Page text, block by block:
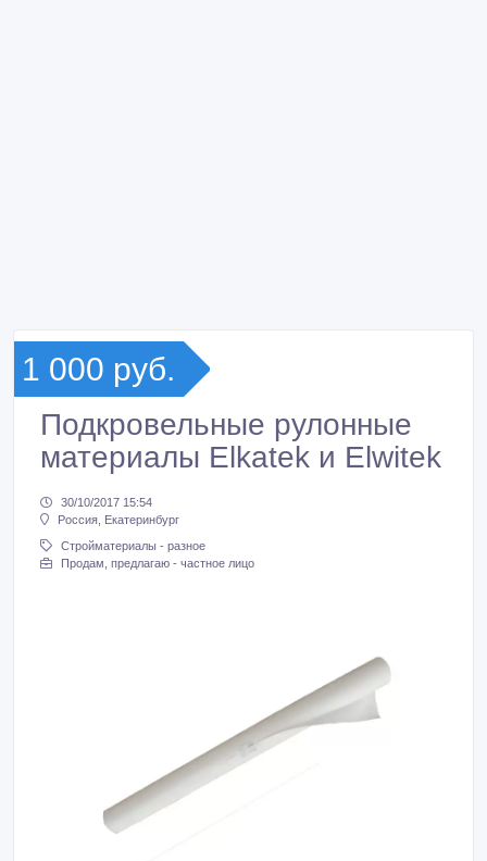
1 000 руб.
Подкровельные рулонные
материалы Elkatek и Elwitek
30/10/2017 15:54
Россия, Екатеринбург
Стройматериалы - разное
Продам, предлагаю - частное лицо